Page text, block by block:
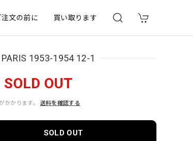
注文の前に 買い取ります
PARIS 1953-1954 12-1
SOLD OUT
かかります。 送料を確認する
SOLD OUT